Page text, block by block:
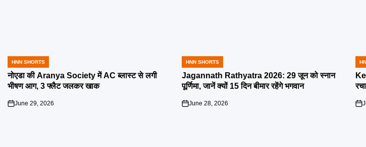
POSTED
IN
HNN SHORTS
नोएडा की Aranya Society में AC ब्लास्ट से लगी
भीषण आग, 3 फ्लैट जलकर खाक
on
June 29, 2026
POSTED
IN
HNN SHORTS
Jagannath Rathyatra 2026: 29 जून को स्नान
पूर्णिमा, जानें क्यों 15 दिन बीमार रहेंगे भगवान
on
June 28, 2026
IN
on